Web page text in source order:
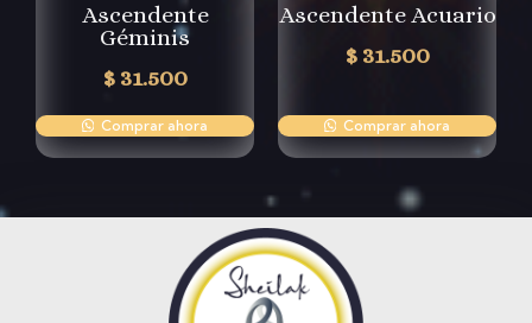
Ascendente
Géminis
$ 31.500
Comprar ahora
Ascendente Acuario
$ 31.500
Comprar ahora